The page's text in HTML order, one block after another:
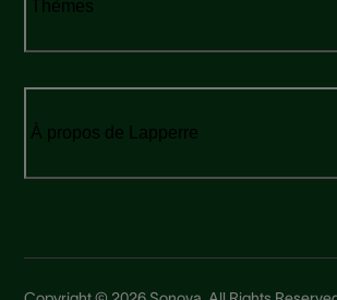
Thèmes
À propos de Lapperre